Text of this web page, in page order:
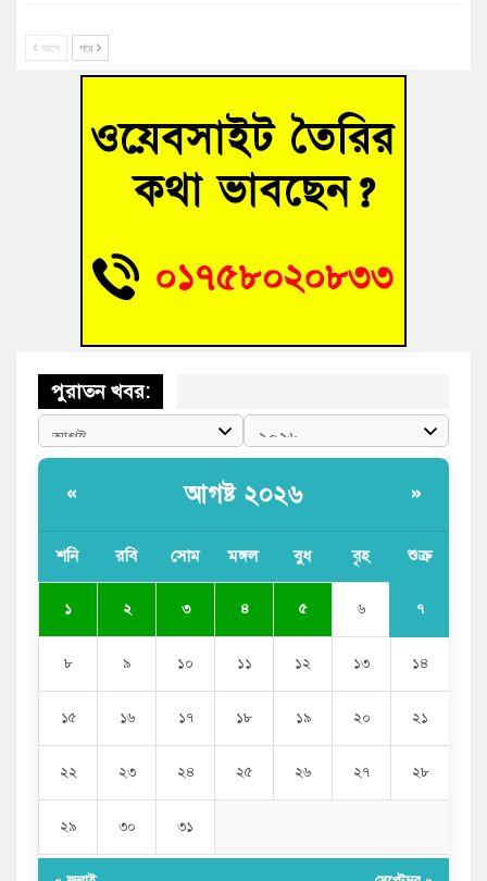
জুলাই গণঅভ্যুত্থান দিবসে কুমিল্লায় শ্রদ্ধা, র‍্যালি ও সংবর্ধনা
তনু হত্যা মামলায় গ্রেফতার সাবেক সেনা সদস্য হাফিজুর রহমান
হাইকোর্টের জামিনে মুক্ত
আহত শিক্ষার্থীদের দেখতে গিয়ে মেডিকেলের ক্যান্টিনে অবরুদ্ধ জবি
হোমনায় বিধবা নারীর জমি দখল ও জীবননাশের হুমকির অভিযোগ
আগে পরে
পুরাতন খবর:
« আগষ্ট ২০২৬ »
শনি রবি সোম মঙ্গল বুধ বৃহ শুক্র
১ ২ ৩ ৪ ৫ ৬ ৭
৮ ৯ ১০ ১১ ১২ ১৩ ১৪
১৫ ১৬ ১৭ ১৮ ১৯ ২০ ২১
২২ ২৩ ২৪ ২৫ ২৬ ২৭ ২৮
২৯ ৩০ ৩১